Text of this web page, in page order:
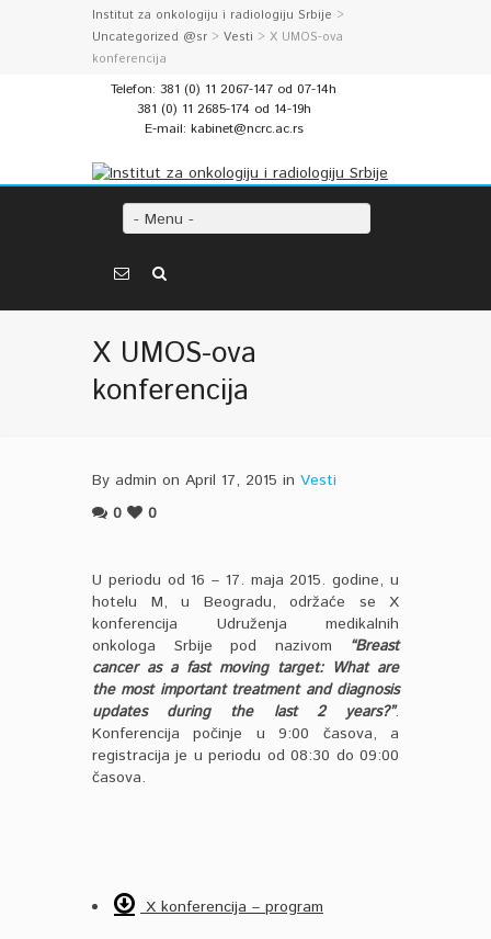
Institut za onkologiju i radiologiju Srbije >
Uncategorized @sr > Vesti > X UMOS-ova
konferencija
Telefon: 381 (0) 11 2067-147 od 07-14h
381 (0) 11 2685-174 od 14-19h
E-mail: kabinet@ncrc.ac.rs
- Menu -
X UMOS-ova
konferencija
By admin on April 17, 2015 in Vesti
0
0
U periodu od 16 – 17. maja 2015. godine, u
hotelu M, u Beogradu, održaće se X
konferencija Udruženja medikalnih
onkologa Srbije pod nazivom “Breast
cancer as a fast moving target: What are
the most important treatment and diagnosis
updates during the last 2 years?”.
Konferencija počinje u 9:00 časova, a
registracija je u periodu od 08:30 do 09:00
časova.
X konferencija – program